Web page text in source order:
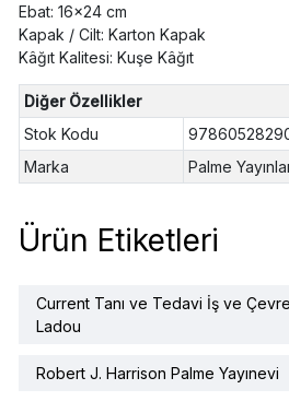
Ebat: 16x24 cm
Kapak / Cilt: Karton Kapak
Kâğıt Kalitesi: Kuşe Kâğıt
Diğer Özellikler
Stok Kodu
Marka
Palme
Ürün Etiketleri
Current Tanı ve Tedavi İş ve
Ladou
Robert J. Harrison Palme Yayınevi